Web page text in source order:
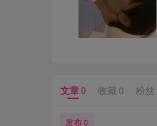
文章0 收藏 0 粉丝
发布0